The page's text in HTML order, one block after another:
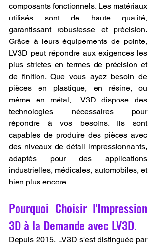
composants fonctionnels. Les matériaux
utilisés sont de haute qualité,
garantissant robustesse et précision.
Grâce à leurs équipements de pointe,
LV3D peut répondre aux exigences les
plus strictes en termes de précision et
de finition. Que vous ayez besoin de
pièces en plastique, en résine, ou
même en métal, LV3D dispose des
technologies nécessaires pour
répondre à vos besoins. Ils sont
capables de produire des pièces avec
des niveaux de détail impressionnants,
adaptés pour des applications
industrielles, médicales, automobiles, et
bien plus encore.
Pourquoi Choisir l'Impression
3D à la Demande avec LV3D.
Depuis 2015, LV3D s'est distinguée par